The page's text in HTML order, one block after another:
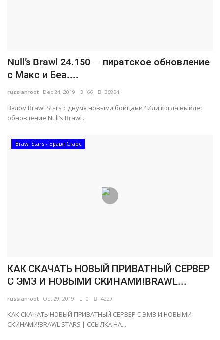
Null’s Brawl 24.150 — пиратское обновление
с Макс и Беа....
russianroot Dec 24, 2019 66 35854
Взлом Brawl Stars с двумя новыми бойцами? Или когда выйдет
обновление Null’s Brawl...
Brawl Stars - Бравл Старс
КАК СКАЧАТЬ НОВЫЙ ПРИВАТНЫЙ СЕРВЕР
С ЭМЗ И НОВЫМИ СКИНАМИ!BRAWL...
russianroot Oct 29, 2019 0 4229
КАК СКАЧАТЬ НОВЫЙ ПРИВАТНЫЙ СЕРВЕР С ЭМЗ И НОВЫМИ
СКИНАМИ!BRAWL STARS | ССЫЛКА НА...